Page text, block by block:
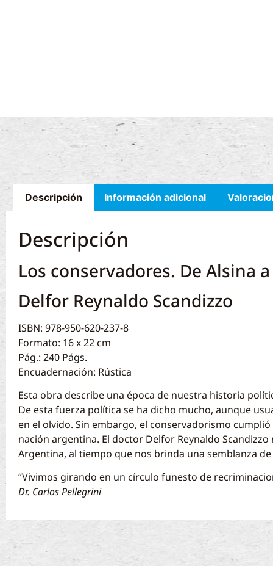
Descripción Información adicional
Descripción
Los conservadores. De Alsina
Delfor Reynaldo Scandizzo
ISBN: 978-950-620-237-8
Formato: 16 x 22 cm
Pág.: 240 Págs.
Encuadernación: Rústica
Esta obra describe una época de nuestra historia
De esta fuerza política se ha dicho mucho, aunque
en el olvido. Sin embargo, el conservadorismo
nación argentina. El doctor Delfor Reynaldo
Argentina, al tiempo que nos brinda una semblanza
“Vivimos girando en un círculo funesto de
Dr. Carlos Pellegrini